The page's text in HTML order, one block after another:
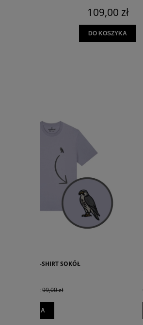
109,00 zł
DO KOSZYKA
HAFTOWANY T-SHIRT
Cena regularna: